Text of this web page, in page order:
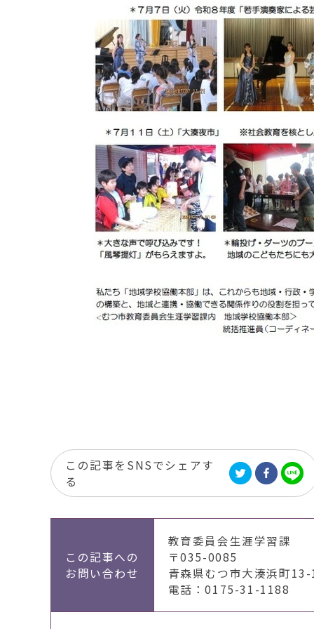
この記事をSNSでシェアす
る
この記事への
お問い合わせ
教育委員会生涯学習課
〒035-0085
青森県むつ市大湊浜町
電話：0175-31-1188